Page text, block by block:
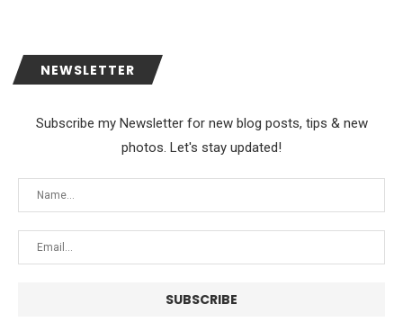
NEWSLETTER
Subscribe my Newsletter for new blog posts, tips & new
photos. Let's stay updated!